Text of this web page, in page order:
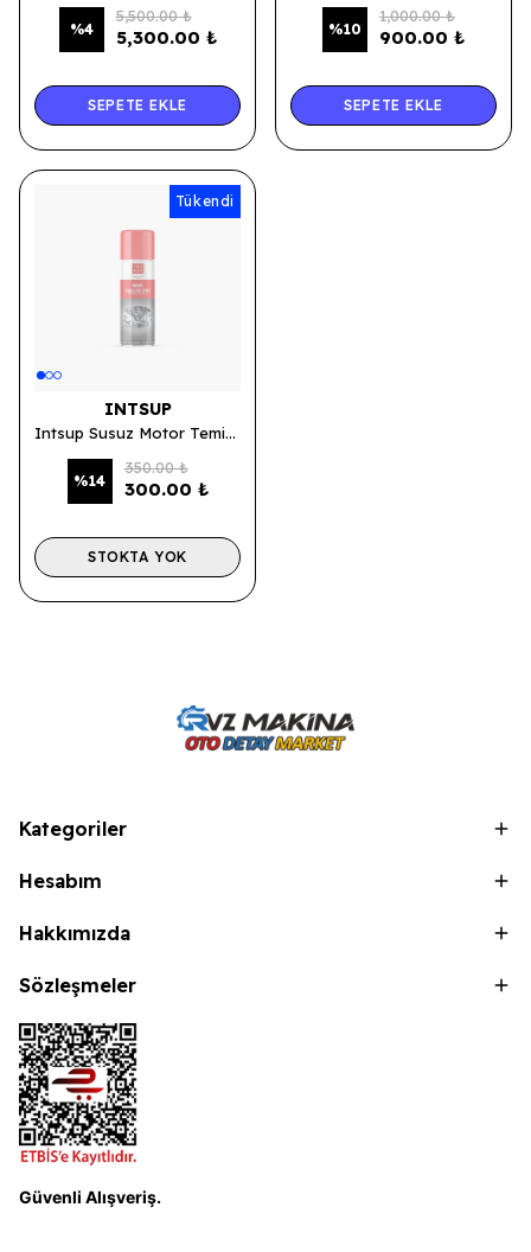
%4
5,500.00 ₺
5,300.00 ₺
SEPETE EKLE
%10
1,000.00 ₺
900.00 ₺
SEPETE EKLE
Tükendi
INTSUP
Intsup Susuz Motor Temizleme Spreyi 500 ML.
%14
350.00 ₺
300.00 ₺
STOKTA YOK
Kategoriler
Hesabım
Hakkımızda
Sözleşmeler
Güvenli Alışveriş.